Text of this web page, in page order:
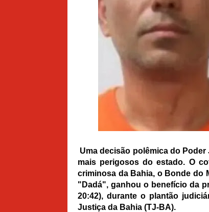
Uma decisão polêmica do
mais perigosos do estado. O
criminosa da Bahia, o Bonde do
"Dadá", ganhou o benefício da
20:42), durante o plantão
Justiça da Bahia (TJ-BA).